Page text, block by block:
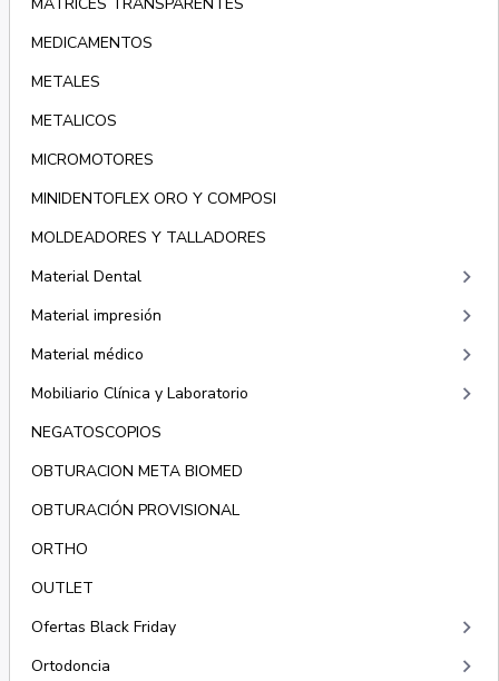
MEDICAMENTOS
METALES
METALICOS
MICROMOTORES
MINIDENTOFLEX ORO Y COMPOSI
MOLDEADORES Y TALLADORES
Material Dental
keyboard_arrow_right
Material impresión keyboard_arrow_right
Material médico keyboard_arrow_right
Mobiliario Clínica y Laboratorio keyboard_arrow_right
NEGATOSCOPIOS
OBTURACION META BIOMED
OBTURACIÓN PROVISIONAL
ORTHO
OUTLET
Ofertas Black Friday
keyboard_arrow_right
Ortodoncia keyboard_arrow_right